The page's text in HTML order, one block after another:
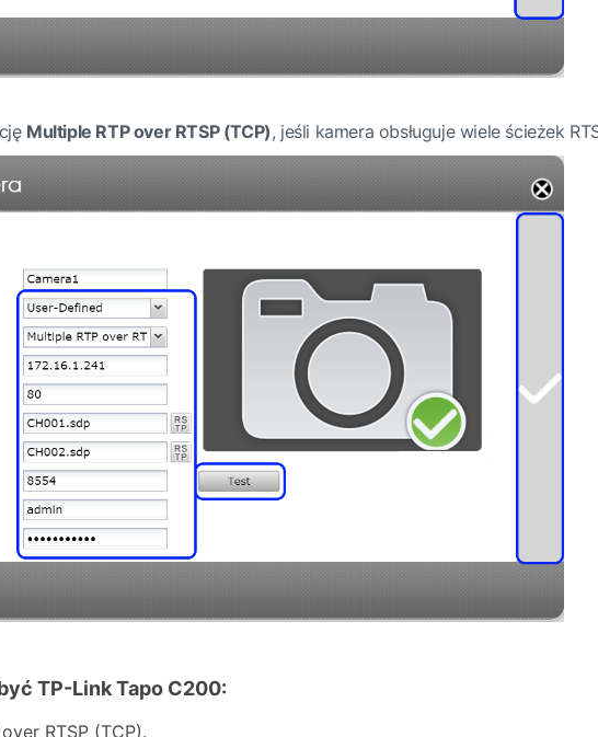
Multiple RTP over RTSP (TCP), jeśli kamera obsługuje wiele ścieżek
TP-Link Tapo C200:
RTSP (TCP).